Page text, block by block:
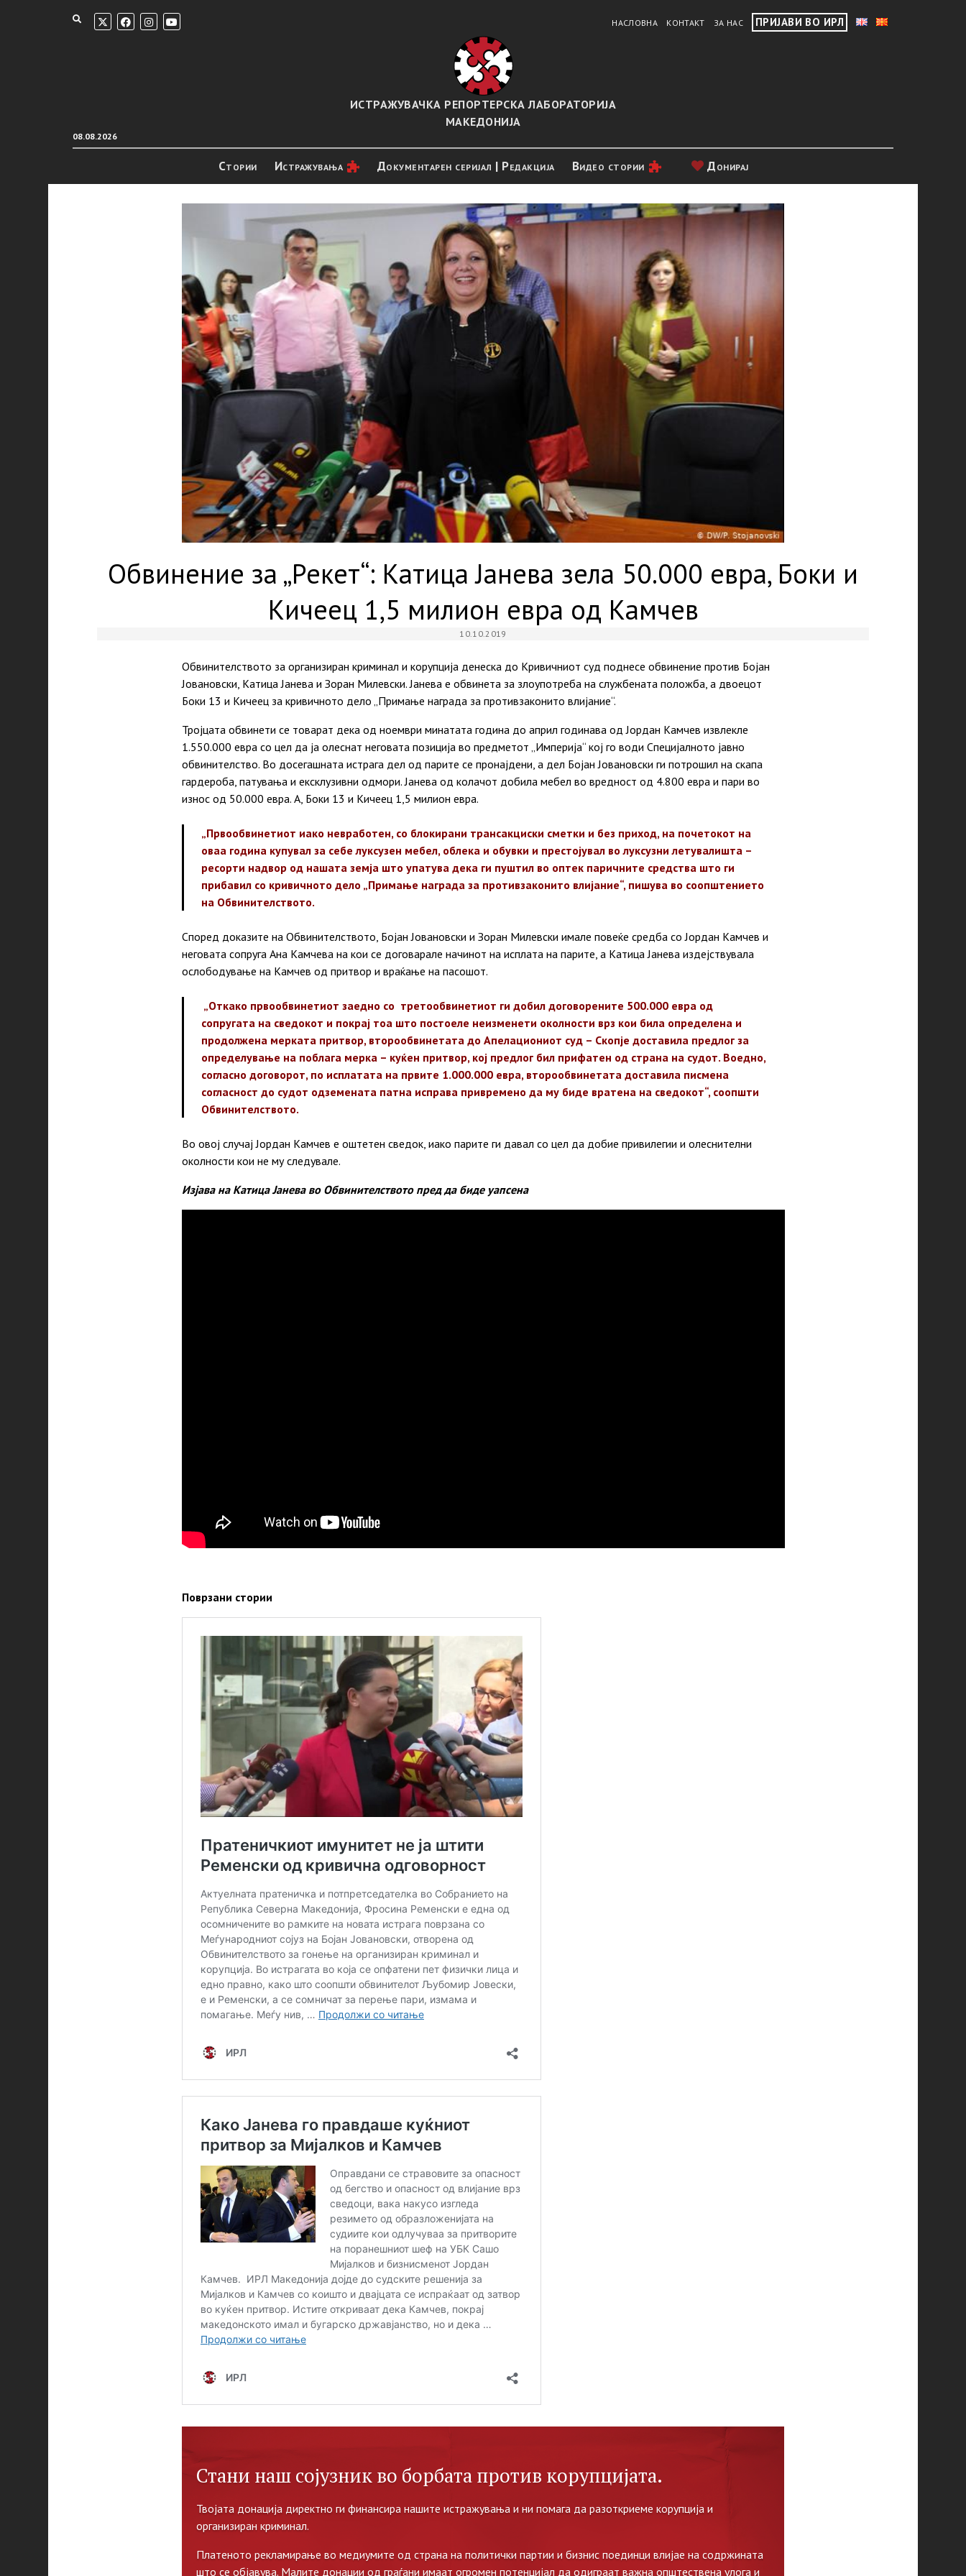
НАСЛОВНА КОНТАКТ ЗА НАС ПРИЈАВИ ВО ИРЛ
08.08.2026
ИСТРАЖУВАЧКА РЕПОРТЕРСКА ЛАБОРАТОРИЈА
МАКЕДОНИЈА
Стории Истражувањa Документарен серијал | Редакција Видео стории Донирај
Обвинение за „Рекет“: Катица Јанева зела 50.000 евра, Боки и
Кичеец 1,5 милион евра од Камчев
10.10.2019
Обвинителството за организиран криминал и корупција денеска до Кривичниот суд поднесе обвинение против Бојан
Јовановски, Катица Јанева и Зоран Милевски. Јанева е обвинета за злоупотреба на службената положба, а двоецот
Боки 13 и Кичеец за кривичното дело „Примање награда за противзаконито влијание“.
Тројцата обвинети се товарат дека од ноември минатата година до април годинава од Јордан Камчев извлекле
1.550.000 евра со цел да ја олеснат неговата позиција во предметот „Империја“ кој го води Специјалното јавно
обвинителство. Во досегашната истрага дел од парите се пронајдени, а дел Бојан Јовановски ги потрошил на скапа
гардероба, патувања и ексклузивни одмори. Јанева од колачот добила мебел во вредност од 4.800 евра и пари во
износ од 50.000 евра. А, Боки 13 и Кичеец 1,5 милион евра.
„Првообвинетиот иако невработен, со блокирани трансакциски сметки и без приход, на почетокот на
оваа година купувал за себе луксузен мебел, облека и обувки и престојувал во луксузни летувалишта –
ресорти надвор од нашата земја што упатува дека ги пуштил во оптек паричните средства што ги
прибавил со кривичното дело „Примање награда за противзаконито влијание“, пишува во соопштението
на Обвинителството.
Според доказите на Обвинителството, Бојан Јовановски и Зоран Милевски имале повеќе средба со Јордан Камчев и
неговата сопруга Ана Камчева на кои се договарале начинот на исплата на парите, а Катица Јанева издејствувала
ослободување на Камчев од притвор и враќање на пасошот.
„Откако првообвинетиот заедно со третообвинетиот ги добил договорените 500.000 евра од
сопругата на сведокот и покрај тоа што постоеле неизменети околности врз кои била определена и
продолжена мерката притвор, второобвинетата до Апелациониот суд – Скопје доставила предлог за
определување на поблага мерка – куќен притвор, кој предлог бил прифатен од страна на судот. Воедно,
согласно договорот, по исплатата на првите 1.000.000 евра, второобвинетата доставила писмена
согласност до судот одземената патна исправа привремено да му биде вратена на сведокот“, соопшти
Обвинителството.
Во овој случај Јордан Камчев е оштетен сведок, иако парите ги давал со цел да добие привилегии и олеснителни
околности кои не му следувале.
Изјава на Катица Јанева во Обвинителството пред да биде уапсена
Поврзани стории
Стани наш сојузник во борбата против корупцијата.
Твојата донација директно ги финансира нашите истражувања и ни помага да разоткриеме корупција и
организиран криминал.
Платеното рекламирање во медиумите од страна на политички партии и бизнис поединци влијае на содржината
што се објавува. Малите донации од граѓани имаат огромен потенцијал да одиграат важна општествена улога и